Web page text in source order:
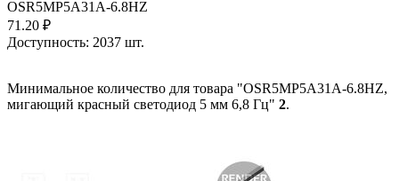
OSR5MP5A31A-6.8HZ
71.20 ₽
Доступность: 2037 шт.
Минимальное количество для товара "OSR5MP5A31A-6.8HZ,
мигающий красный светодиод 5 мм 6,8 Гц" 2.